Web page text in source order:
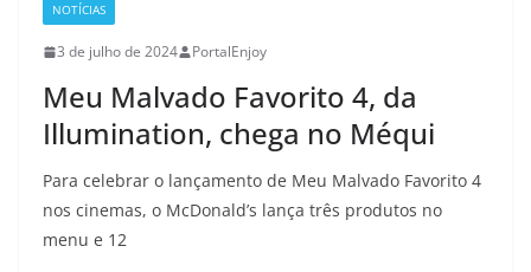
NOTÍCIAS
3 de julho de 2024 PortalEnjoy
Meu Malvado Favorito 4, da
Illumination, chega no Méqui
Para celebrar o lançamento de Meu Malvado Favorito 4
nos cinemas, o McDonald’s lança três produtos no
menu e 12